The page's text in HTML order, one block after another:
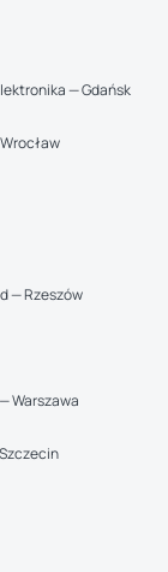
— Gdańsk
— Rzeszów
Warszawa